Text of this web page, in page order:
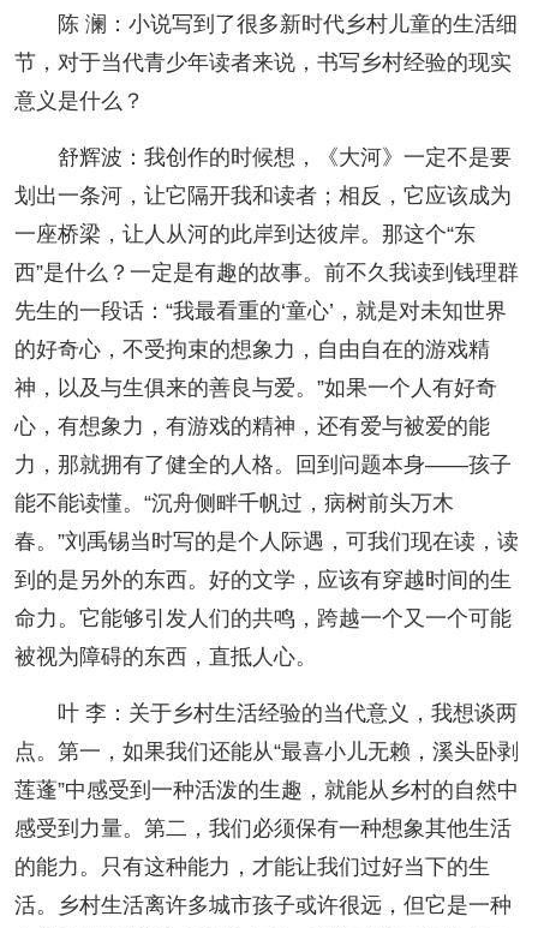
陈 澜：小说写到了很多新时代乡村儿童的生活细
节，对于当代青少年读者来说，书写乡村经验的现实
意义是什么？
舒辉波：我创作的时候想，《大河》一定不是要
划出一条河，让它隔开我和读者；相反，它应该成为
一座桥梁，让人从河的此岸到达彼岸。那这个“东
西”是什么？一定是有趣的故事。前不久我读到钱理群
先生的一段话：“我最看重的‘童心’，就是对未知世界
的好奇心，不受拘束的想象力，自由自在的游戏精
神，以及与生俱来的善良与爱。”如果一个人有好奇
心，有想象力，有游戏的精神，还有爱与被爱的能
力，那就拥有了健全的人格。回到问题本身——孩子
能不能读懂。“沉舟侧畔千帆过，病树前头万木
春。”刘禹锡当时写的是个人际遇，可我们现在读，读
到的是另外的东西。好的文学，应该有穿越时间的生
命力。它能够引发人们的共鸣，跨越一个又一个可能
被视为障碍的东西，直抵人心。
叶 李：关于乡村生活经验的当代意义，我想谈两
点。第一，如果我们还能从“最喜小儿无赖，溪头卧剥
莲蓬”中感受到一种活泼的生趣，就能从乡村的自然中
感受到力量。第二，我们必须保有一种想象其他生活
的能力。只有这种能力，才能让我们过好当下的生
活。乡村生活离许多城市孩子或许很远，但它是一种